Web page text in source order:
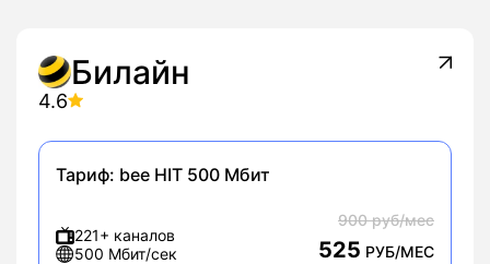
Билайн
4.6
Тариф: bee HIT 500 Мбит
221+ каналов
500 Мбит/сек
900 руб/мес
525 РУБ/МЕС